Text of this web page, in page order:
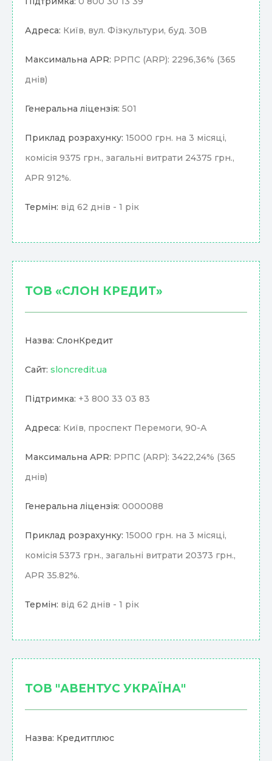
Адреса: Київ, вул. Фізкультури, буд. 30В
Максимальна APR: РРПС (ARP): 2296,36% (365
днів)
Генеральна ліцензія: 501
Приклад розрахунку: 15000 грн. на 3 місяці,
комісія 9375 грн., загальні витрати 24375 грн.,
APR 912%.
Термін: від 62 днів - 1 рік
ТОВ «СЛОН КРЕДИТ»
Назва: СлонКредит
Сайт: sloncredit.ua
Підтримка: +3 800 33 03 83
Адреса: Київ, проспект Перемоги, 90-А
Максимальна APR: РРПС (ARP): 3422,24% (365
днів)
Генеральна ліцензія: 0000088
Приклад розрахунку: 15000 грн. на 3 місяці,
комісія 5373 грн., загальні витрати 20373 грн.,
APR 35.82%.
Термін: від 62 днів - 1 рік
ТОВ "АВЕНТУС УКРАЇНА"
Назва: Кредитплюс